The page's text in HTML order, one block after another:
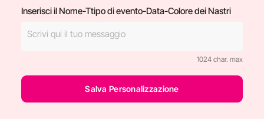
Inserisci il Nome-Ttipo di evento-Data-Colore dei Nastri
1024 char. max
Salva Personalizzazione